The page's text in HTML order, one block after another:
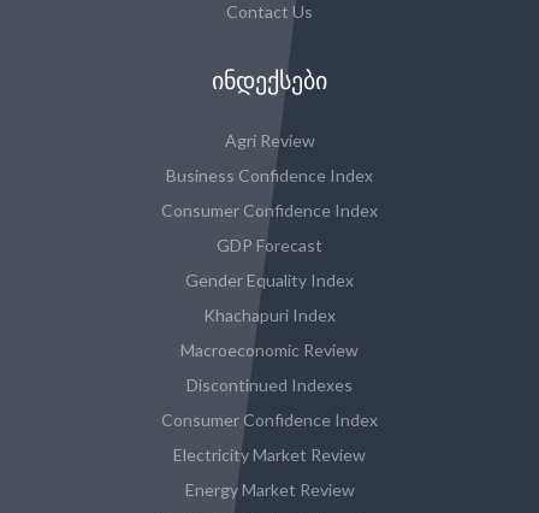
Contact Us
ᲘᲜᲓᲔᲥᲡᲔᲑᲘ
Agri Review
Business Confidence Index
Consumer Confidence Index
GDP Forecast
Gender Equality Index
Khachapuri Index
Macroeconomic Review
Discontinued Indexes
Consumer Confidence Index
Electricity Market Review
Energy Market Review